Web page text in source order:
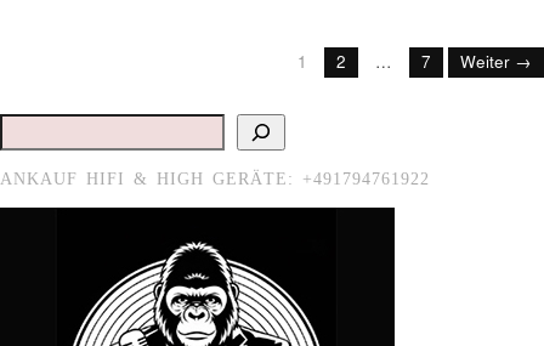
1 2 … 7 Weiter →
Suchen
ANKAUF HIFI & HIGH GERÄTE: +491794761922